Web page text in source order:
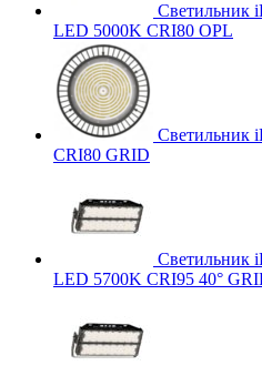
Светильник
LED 5000K CRI80 OPL
Светильник
CRI80 GRID
Светильник
LED 5700K CRI95 40°